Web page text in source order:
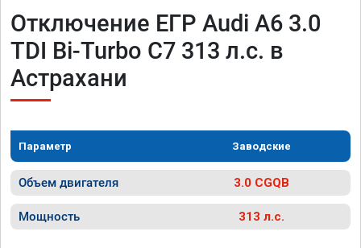
Отключение ЕГР Audi A6 3.0
TDI Bi-Turbo C7 313 л.с. в
Астрахани
Параметр Заводские
Объем двигателя 3.0 CGQB
Мощность 313 л.с.